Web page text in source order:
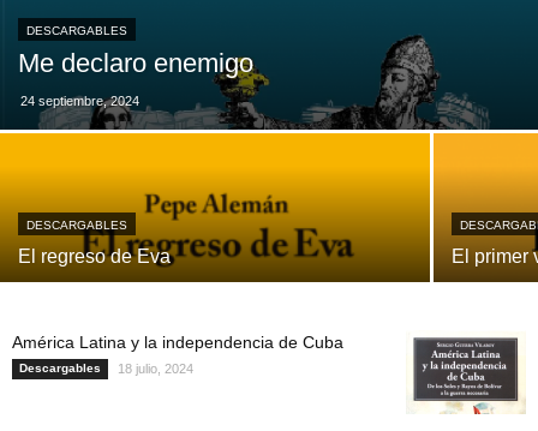
DESCARGABLES
Me declaro enemigo
24 septiembre, 2024
DESCARGABLES
El regreso de Eva El primer
América Latina y la independencia de Cuba
Descargables 18 julio, 2024